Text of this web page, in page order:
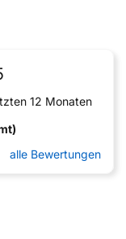
12 Monaten
alle Bewertungen